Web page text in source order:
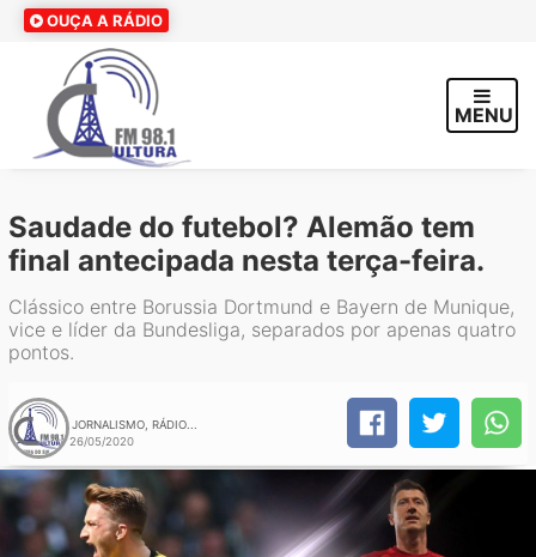
OUÇA A RÁDIO
MENU
Saudade do futebol? Alemão tem
final antecipada nesta terça-feira.
Clássico entre Borussia Dortmund e Bayern de Munique,
vice e líder da Bundesliga, separados por apenas quatro
pontos.
JORNALISMO, RÁDIO...
26/05/2020